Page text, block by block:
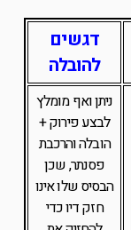
דגשים
להובלה
ניתן ואף מומלץ
לבצע פירוק +
הובלה והרכבת
פסנתר, שכן
הבסיס שלו אינו
חזק דיו כדי